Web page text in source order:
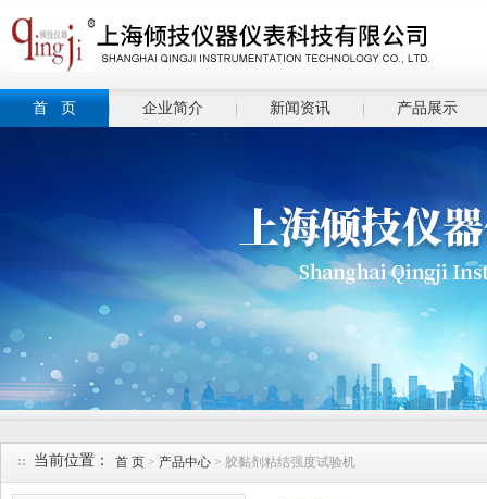
首 页 企业简介 新闻资讯 产品展示
当前位置： 首 页 > 产品中心 > 胶黏剂粘结强度试验机